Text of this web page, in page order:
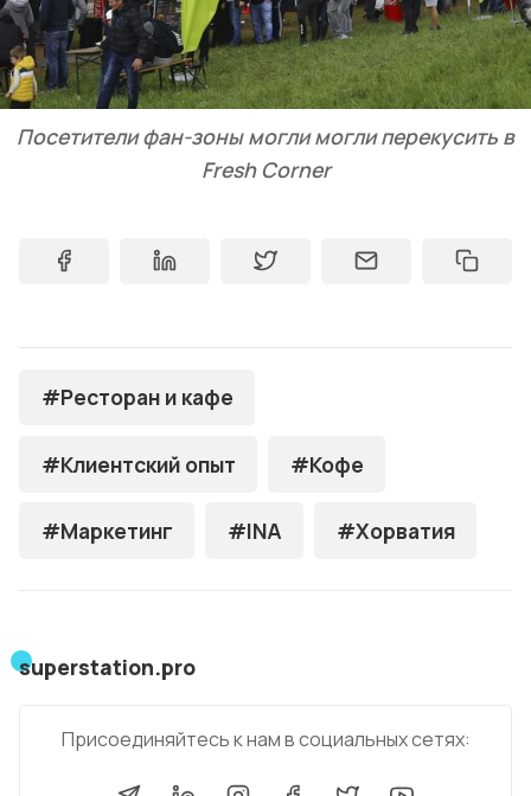
Посетители фан-зоны могли могли перекусить в
Fresh Corner
#Ресторан и кафе
#Клиентский опыт #Кофе
#Маркетинг #INA #Хорватия
superstation.pro
Присоединяйтесь к нам в социальных сетях: